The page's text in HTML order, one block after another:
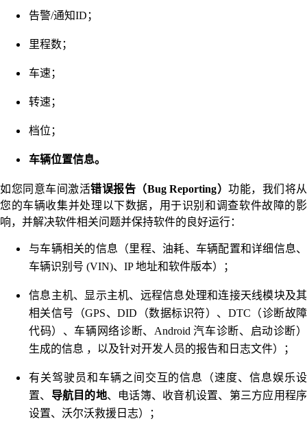
告警/通知ID；
里程数；
车速；
转速；
档位；
车辆位置信息。
如您同意车间激活错误报告（Bug Reporting） 功能，我们将从
您的车辆收集并处理以下数据，用于识别和调查软件故障的影
响，并解决软件相关问题并保持软件的良好运行：
与车辆相关的信息（里程、油耗、车辆配置和详细信息、
车辆识别号 (VIN)、IP 地址和软件版本）；
信息主机、显示主机、远程信息处理和连接天线模块及其
相关信号（GPS、DID（数据标识符）、DTC（诊断故障
代码）、车辆网络诊断、Android 汽车诊断、启动诊断）
生成的信息 ，以及针对开发人员的报告和日志文件）；
有关驾驶员和车辆之间交互的信息（速度、信息娱乐设
置、 导航目的地、电话簿、收音机设置、第三方应用程序
设置、沃尔沃救援日志）；